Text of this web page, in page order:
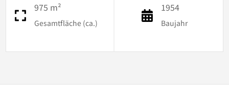
975 m²
Gesamtfläche (ca.)
1954
Baujahr